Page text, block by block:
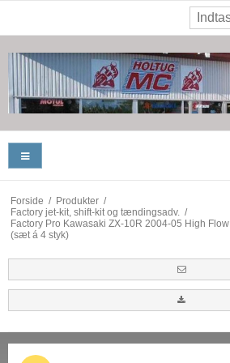
Forside / Produkter /
Factory jet-kit, shift-kit og tændingsadv. /
Factory Pro Kawasaki ZX-10R 2004-05 High
(sæt á 4 styk)